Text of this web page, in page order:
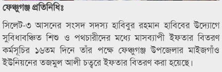
ফেঞ্চুগঞ্জ প্রতিনিধিঃ
সিলেট-৩ আসনের সংসদ সদস্য হাবিবুর রহমান হাবিবের উদ্যোগে
সুবিধাবঞ্চিত শিশু ও পথচারীদের মধ্যে মাসব্যাপী ইফতার বিতরণ
কর্মসূচির ১৬তম দিনে তাঁর পক্ষে ফেঞ্চুগঞ্জ উপজেলার মাইজগাঁও
ইউনিয়নের তজমুল আলী চত্বরে ইফতার বিতরণ করা হয়েছে।